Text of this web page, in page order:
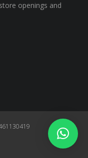
openings and